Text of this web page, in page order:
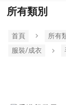
所有類別
首頁 所有
服裝/成衣